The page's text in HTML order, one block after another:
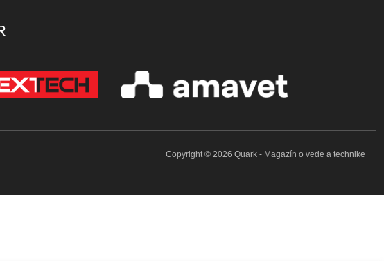
Copyright © 2026 Quark - Magazín o vede a technike